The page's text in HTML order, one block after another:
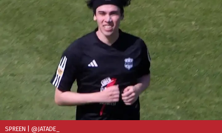
SPREEN | @JATADE_